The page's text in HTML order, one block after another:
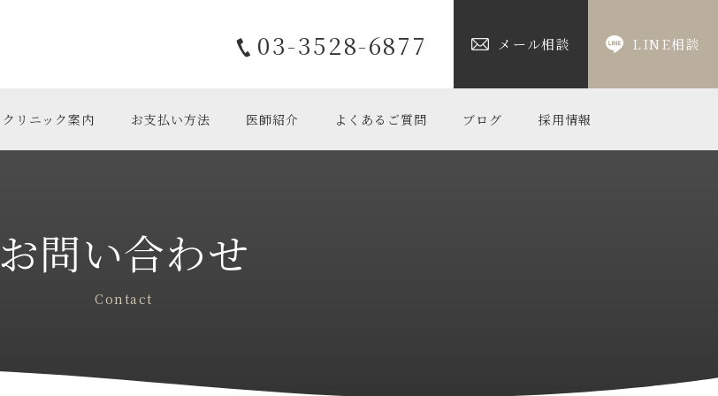
03-3528-6877 メール相談 LINE相談
クリニック案内 お支払い方法 医師紹介 よくあるご質問 ブログ 採用情報
お問い合わせ
Contact